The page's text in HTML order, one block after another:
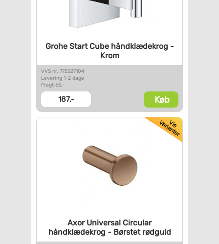
Grohe Start Cube håndklædekrog -
Krom
VVS nr. 775327104
Levering 1-2 dage
Fragt 65,-
187,- Køb
Axor Universal Circular
håndklædekrog - Børstetrødguld